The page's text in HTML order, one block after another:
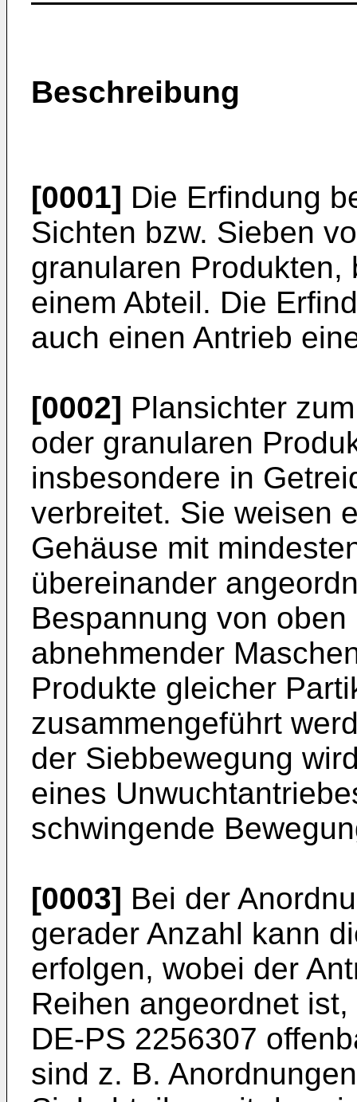
Beschreibung
[0001] Die Erfindung
Sichten bzw. Sieben
granularen
einem Abteil. Die
auch einen Antrieb
[0002] Plansichter
oder granularen
insbesondere in
verbreitet. Sie weisen
Gehäuse mit
übereinander
Bespannung von
abnehmender
Produkte gleicher
zusammengeführt
der Siebbewegung
eines
schwingende
[0003] Bei der
gerader Anzahl kann
erfolgen, wobei der
Reihen angeordnet
DE-PS 2256307
sind z. B.